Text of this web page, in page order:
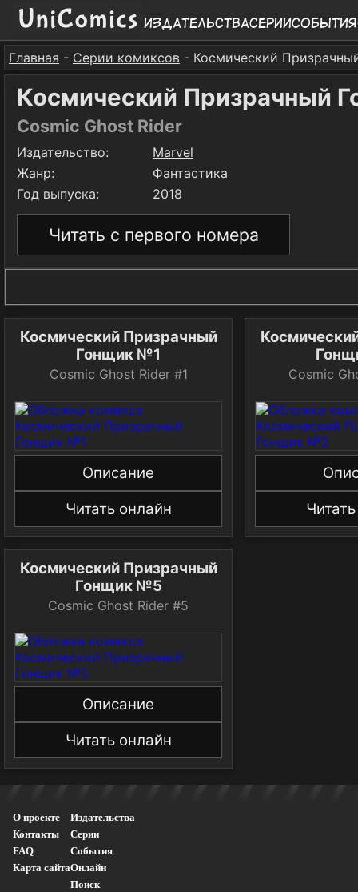
ИздательстваСерииСобытия
Главная - Серии комиксов - Космический
Космический Призрачный
Cosmic Ghost Rider
Издательство:
Marvel
Жанр:
Фантастика
Год выпуска:
2018
Читать с первого номера
Космический Призрачный
Гонщик №1
Cosmic Ghost Rider #1
Описание
Читать онлайн
Cosmic
Космический Призрачный
Гонщик №5
Cosmic Ghost Rider #5
Описание
Читать онлайн
О проекте
Контакты
FAQ
Карта сайта
Издательства
Серии
События
Онлайн
Поиск